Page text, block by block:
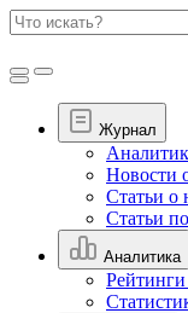
Журнал
Новости
Статьи о
Статьи
Аналитика